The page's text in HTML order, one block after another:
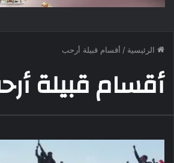
الرئيسية / أقسام قبيلة أرحب
أقسام قبيلة